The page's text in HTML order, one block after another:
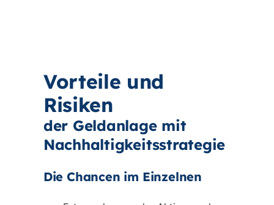
Vorteile und
Risiken
der Geldanlage mit
Nachhaltigkeitsstrategie
Die Chancen im Einzelnen